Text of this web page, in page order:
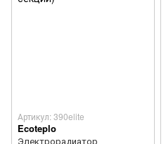
Артикул: 390elite
Ecoteplo
Электрорадиатор